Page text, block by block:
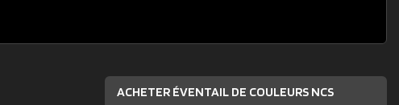
ACHETER ÉVENTAIL DE COULEURS NCS